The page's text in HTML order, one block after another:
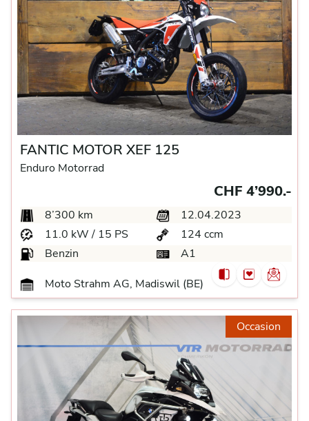
FANTIC MOTOR XEF 125
Enduro Motorrad
CHF 4’990.-
8’300 km
12.04.2023
11.0 kW / 15 PS
124 ccm
Benzin
A1
Moto Strahm AG, Madiswil (BE)
Occasion